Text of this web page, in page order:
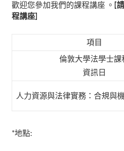
歡迎您參加我們的課程講座 。 [
程講座]
項目
倫敦大學法學士課
資訊日
人力資源與法律實務：合規與
*地點: